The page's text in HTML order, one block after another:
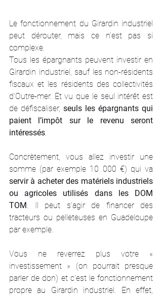
Le fonctionnement du Girardin industriel
peut dérouter, mais ce n’est pas si
complexe.
Tous les épargnants peuvent investir en
Girardin industriel, sauf les non-résidents
fiscaux et les résidents des collectivités
d’Outre-mer. Et vu que le seul intérêt est
de défiscaliser, seuls les épargnants qui
paient l’impôt sur le revenu seront
intéressés.
Concrètement, vous allez investir une
servir à acheter des matériels industriels
ou agricoles utilisés dans les DOM
TOM. Il peut s’agir de financer des
tracteurs ou pelleteuses en Guadeloupe
par exemple.
Vous ne reverrez plus votre «
investissement » (on pourrait presque
parler de don) et c’est le fonctionnement